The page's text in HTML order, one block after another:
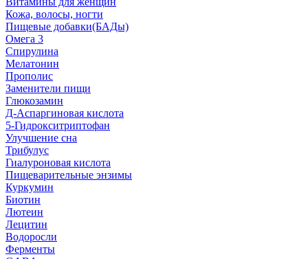
Кожа, волосы, ногти
Пищевые добавки(БАДы)
Омега 3
Спирулина
Мелатонин
Прополис
Заменители пищи
Глюкозамин
Д-Аспаргиновая кислота
5-Гидрокситриптофан
Улучшение сна
Трибулус
Гиалуроновая кислота
Пищеварительные энзимы
Куркумин
Биотин
Лютеин
Лецитин
Водоросли
Ферменты